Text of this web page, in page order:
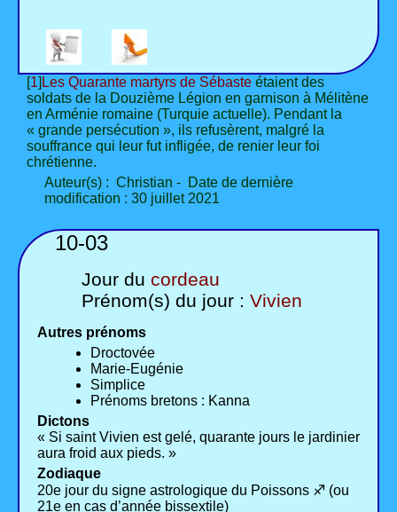
[1] Les Quarante martyrs de Sébaste étaient des
soldats de la Douzième Légion en garnison à Mélitène
en Arménie romaine (Turquie actuelle). Pendant la
« grande persécution », ils refusèrent, malgré la
souffrance qui leur fut infligée, de renier leur foi
chrétienne.
Auteur(s) : Christian - Date de dernière
modification : 30 juillet 2021
10-03
Jour du cordeau
Prénom(s) du jour : Vivien
Autres prénoms
Droctovée
Marie-Eugénie
Simplice
Prénoms bretons : Kanna
Dictons
« Si saint Vivien est gelé, quarante jours le jardinier
aura froid aux pieds. »
Zodiaque
20e jour du signe astrologique du Poissons ♐ (ou
21e en cas d’année bissextile)